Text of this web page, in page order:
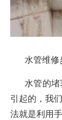
水管维修
水管的
引起的，我
法就是利用